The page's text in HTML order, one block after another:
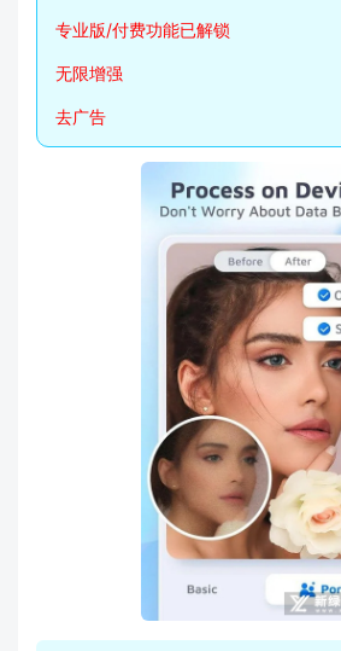
专业版/付费功能已解锁
无限增强
去广告